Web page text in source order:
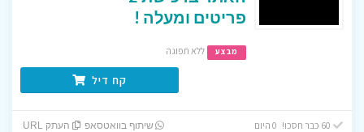
פריטים ומעלה !
מבצע ללא תפוגה
קח דיל
שיתוף בוואטסאפ העתק URL